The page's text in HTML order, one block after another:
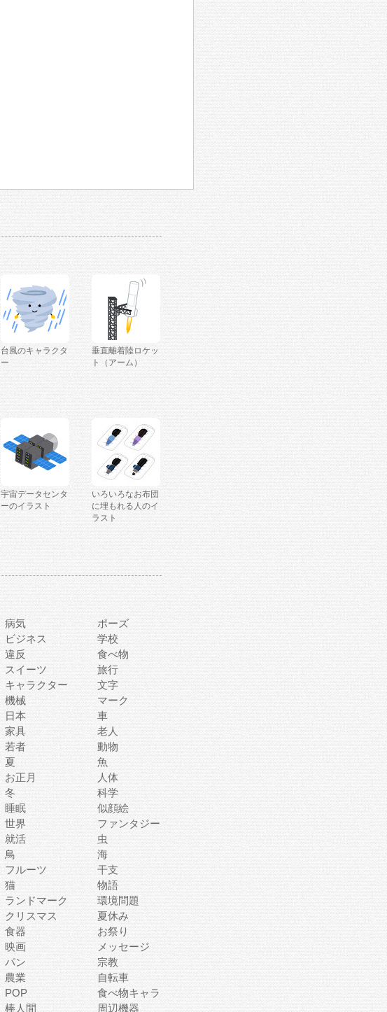
台風のキャラクタ
ー
垂直離着陸ロケッ
ト（アーム）
宇宙データセンタ
ーのイラスト
いろいろなお布団
に埋もれる人のイ
ラスト
病気
ポーズ
ビジネス
学校
違反
食べ物
スイーツ
旅行
キャラクター
文字
機械
マーク
日本
車
家具
老人
若者
動物
夏
魚
お正月
人体
冬
科学
睡眠
似顔絵
世界
ファンタジー
就活
虫
鳥
海
フルーツ
干支
猫
物語
ランドマーク
環境問題
クリスマス
夏休み
食器
お祭り
映画
メッセージ
パン
宗教
農業
自転車
POP
食べ物キャラ
棒人間 周辺機器